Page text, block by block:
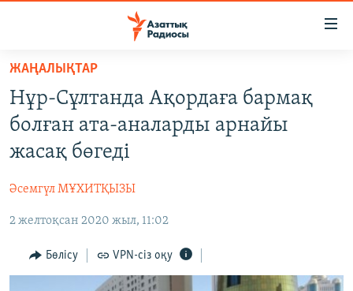
Skip
main
content
to
main
Navigation
Skip
Search
САЯСАТ
AZATTYQTV
АДАМ ҚҰҚЫҚТАРЫ
ӘЛЕУМЕТ
ӘЛЕМ
АРНАЙЫ ЖОБАЛАР
ЖАҢАЛЫҚТАР
Нұр-Сұлтанда Ақордаға бармақ
болған ата-аналарды арнайы
жасақ бөгеді
Әсемгүл МҰХИТҚЫЗЫ
2 желтоқсан 2020 жыл, 11:02
Бөлісу VPN-сіз оқу